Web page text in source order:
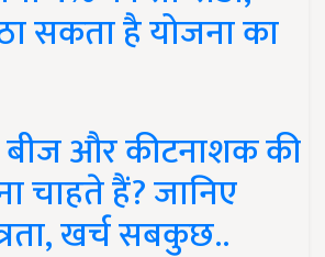
सकता है योजना का
बीज और कीटनाशक की
चाहते हैं? जानिए
खर्च सबकुछ..